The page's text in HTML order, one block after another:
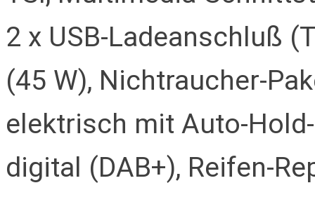
2 x USB-Ladeanschluß
(45 W), Nichtraucher-
elektrisch mit Auto-
digital (DAB+), Reifen-